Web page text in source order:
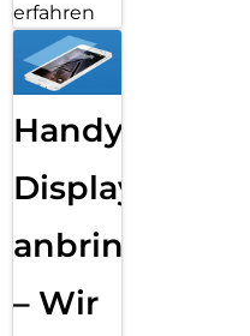
erfahren
Handy
Displayfolie
anbringen
– Wir